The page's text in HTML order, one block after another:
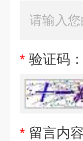
* 验证码：
* 留言内容